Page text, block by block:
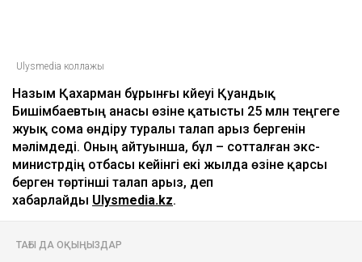
Ulysmedia коллажы
Назым Қахарман бұрынғы күйеуі Қуандық
Бишімбаевтың анасы өзіне қатысты 25 млн теңгеге
жуық сома өндіру туралы талап арыз бергенін
мәлімдеді. Оның айтуынша, бұл – сотталған экс-
министрдің отбасы кейінгі екі жылда өзіне қарсы
берген төртінші талап арыз, деп
хабарлайды Ulysmedia.kz.
ТАҒЫ ДА ОҚЫҢЫЗДАР